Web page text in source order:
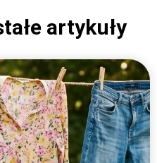
artykuły